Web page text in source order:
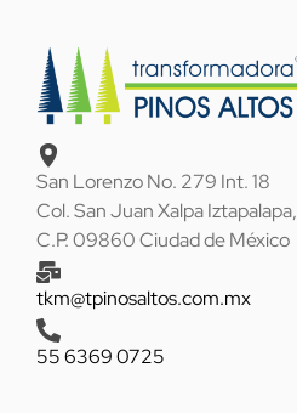
San Lorenzo No. 279 Int. 18
Col. San Juan Xalpa Iztapalapa,
C.P. 09860 Ciudad de México
tkm@tpinosaltos.com.mx
55 6369 0725